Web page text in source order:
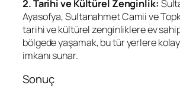
2. Tarihi ve Kültürel Zenginlik:
Ayasofya, Sultanahmet Camii ve
tarihi ve kültürel zenginliklere ev
bölgede yaşamak, bu tür yerlere
imkanı sunar.
Sonuç